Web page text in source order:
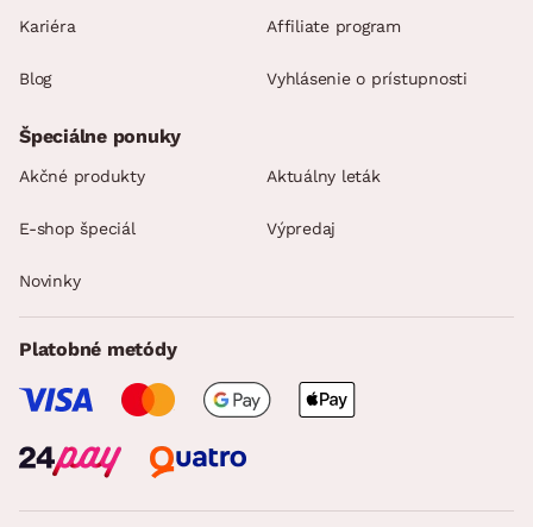
Kariéra
Blog
Affiliate program
Vyhlásenie o prístupnosti
Špeciálne ponuky
Akčné produkty Aktuálny leták
E-shop špeciál Výpredaj
Novinky
Platobné metódy